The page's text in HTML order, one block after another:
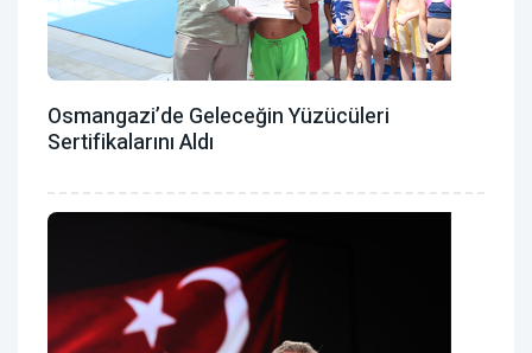
Osmangazi’de Geleceğin Yüzücüleri
Sertifikalarını Aldı